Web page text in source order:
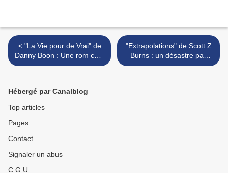
< "La Vie pour de Vrai" de
Danny Boon : Une rom com
pour Candide...
"Extrapolations" de Scott Z
Burns : un désastre pas
climatique, celui-là… >
Hébergé par Canalblog
Top articles
Pages
Contact
Signaler un abus
C.G.U.